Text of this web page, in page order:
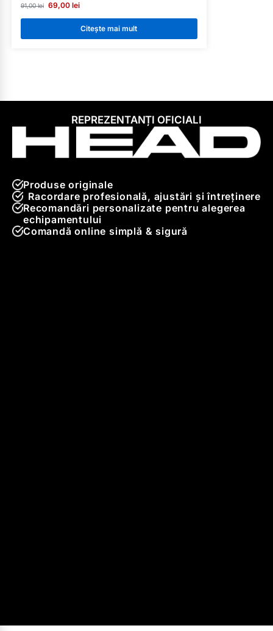
91,00lei 69,00 lei
Citește mai mult
REPREZENTANȚI OFICIALI
Produse originale
Racordare profesională, ajustări și întreținere
Recomandări personalizate pentru alegerea
echipamentului
Comandă online simplă & sigură